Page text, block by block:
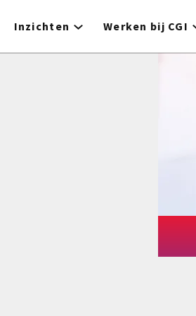
Inzichten Werken bij CGI